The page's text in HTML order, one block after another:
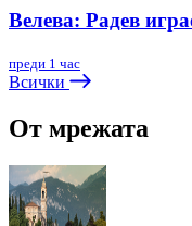
Велева: Радев
преди 1 час
Всички
От мрежата